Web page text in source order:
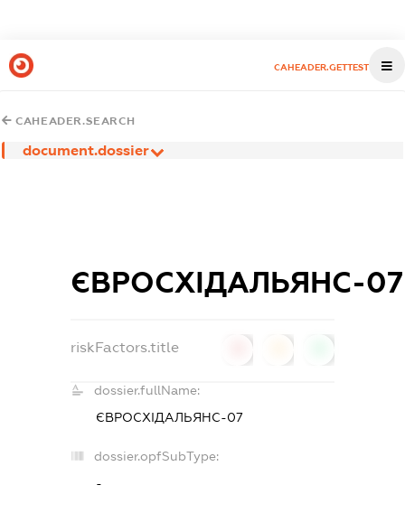
CAHEADER.GETTEST
CAHEADER.SEARCH
document.dossier
ЄВРОСХІДАЛЬЯНС-07
riskFactors.title
dossier.fullName:
ЄВРОСХІДАЛЬЯНС-07
dossier.opfSubType:
-